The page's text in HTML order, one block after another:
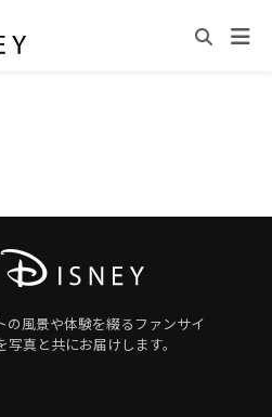
の風景や体験を綴るファンサイ
写真と共にお届けします。